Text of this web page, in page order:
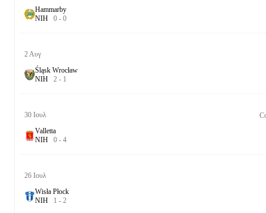
Hammarby
ΝΙΗ 0 - 0
2 Αυγ
Śląsk Wrocław
ΝΙΗ 2 - 1
30 Ιουλ
Valletta
ΝΙΗ 0 - 4
26 Ιουλ
Wisła Płock
ΝΙΗ 1 - 2